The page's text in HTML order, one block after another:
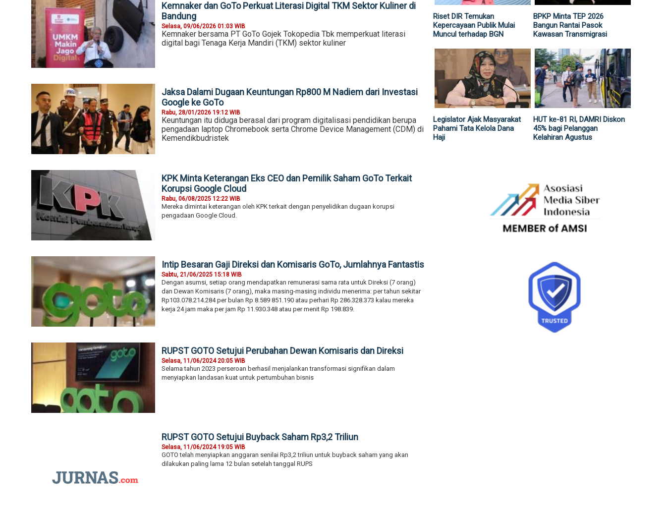
Kemnaker dan GoTo Perkuat Literasi Digital TKM Sektor Kuliner di
Bandung
Selasa, 09/06/2026 01:03 WIB
Kemnaker bersama PT GoTo Gojek Tokopedia Tbk memperkuat literasi
digital bagi Tenaga Kerja Mandiri (TKM) sektor kuliner
Jaksa Dalami Dugaan Keuntungan Rp800 M Nadiem dari Investasi
Google ke GoTo
Rabu, 28/01/2026 19:12 WIB
Keuntungan itu diduga berasal dari program digitalisasi pendidikan berupa
pengadaan laptop Chromebook serta Chrome Device Management (CDM) di
Kemendikbudristek
KPK Minta Keterangan Eks CEO dan Pemilik Saham GoTo Terkait
Korupsi Google Cloud
Rabu, 06/08/2025 12:22 WIB
Mereka dimintai keterangan oleh KPK terkait dengan penyelidikan dugaan korupsi
pengadaan Google Cloud.
Intip Besaran Gaji Direksi dan Komisaris GoTo, Jumlahnya Fantastis
Sabtu, 21/06/2025 15:18 WIB
Dengan asumsi, setiap orang mendapatkan remunerasi sama rata untuk Direksi (7 orang)
dan Dewan Komisaris (7 orang), maka masing-masing individu menerima: per tahun sekitar
Rp103.078.214.284 per bulan Rp 8.589 851.190 atau perhari Rp 286.328.373 kalau mereka
kerja 24 jam maka per jam Rp 11.930.348 atau per menit Rp 198.839.
RUPST GOTO Setujui Perubahan Dewan Komisaris dan Direksi
Selasa, 11/06/2024 20:05 WIB
Selama tahun 2023 perseroan berhasil menjalankan transformasi signifikan dalam
menyiapkan landasan kuat untuk pertumbuhan bisnis
RUPST GOTO Setujui Buyback Saham Rp3,2 Triliun
Selasa, 11/06/2024 19:05 WIB
GOTO telah menyiapkan anggaran senilai Rp3,2 triliun untuk buyback saham yang akan
dilakukan paling lama 12 bulan setelah tanggal RUPS
Riset DIR Temukan
Kepercayaan Publik Mulai
Muncul terhadap BGN
BPKP Minta TEP 2026
Bangun Rantai Pasok
Kawasan Transmigrasi
Legislator Ajak Masyarakat
Pahami Tata Kelola Dana
Haji
HUT ke-81 RI, DAMRI Diskon
45% bagi Pelanggan
Kelahiran Agustus